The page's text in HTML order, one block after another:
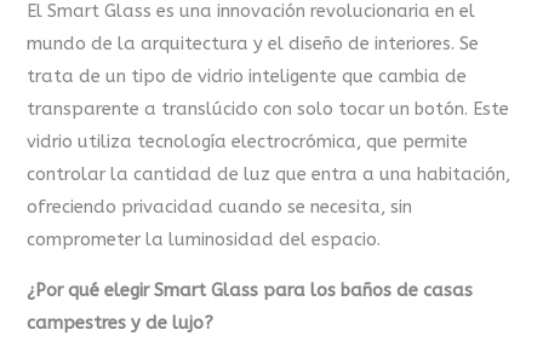
El Smart Glass es una innovación revolucionaria en el
mundo de la arquitectura y el diseño de interiores. Se
trata de un tipo de vidrio inteligente que cambia de
transparente a translúcido con solo tocar un botón. Este
vidrio utiliza tecnología electrocrómica, que permite
controlar la cantidad de luz que entra a una habitación,
ofreciendo privacidad cuando se necesita, sin
comprometer la luminosidad del espacio.
¿Por qué elegir Smart Glass para los baños de casas
campestres y de lujo?